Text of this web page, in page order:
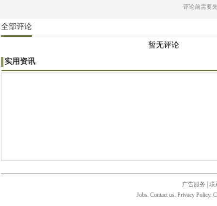
评论前需要
全部评论
暂无评论
实用资讯
广告服务
联
Jobs. Contact us. Privacy Policy.